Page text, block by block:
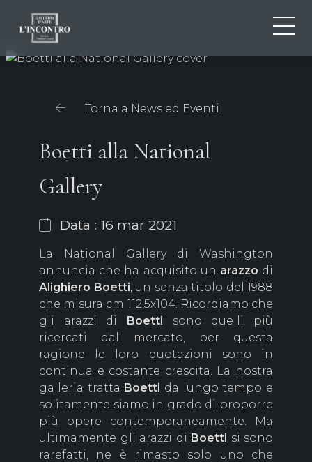
MOSTRE
Torna a News ed Eventi
Boetti alla National
Gallery
Data : 16 mar 2021
La National Gallery di Washington
annuncia che ha acquisito un arazzo di
Alighiero Boetti, un senza titolo del 1988
che misura cm 112,5x104. Ricordiamo che
gli arazzi di Boetti sono quelli più
ricercati dal mercato, per questa
ragione le loro quotazioni sono in
continua e costante crescita. La nostra
galleria tratta Boetti da lungo tempo e
solitamente siamo in grado di proporre
più opere contemporaneamente. Ma
ultimamente gli arazzi di Boetti si sono
rarefatti, ne è rimasto solo uno che